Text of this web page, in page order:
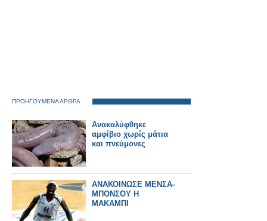
ΠΡΟΗΓΟΥΜΕΝΑ ΑΡΘΡΑ
Ανακαλύφθηκε
αμφίβιο χωρίς μάτια
και πνεύμονες
ΑΝΑΚΟΙΝΩΣΕ ΜΕΝΣΑ-
ΜΠΟΝΣΟΥ Η
ΜΑΚΑΜΠΙ